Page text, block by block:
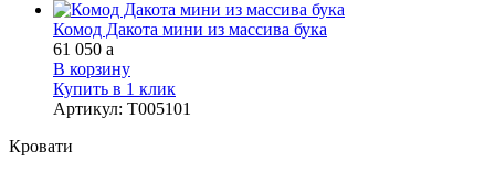
Комод Дакота мини из массива бука
61 050 a
В корзину
Купить в 1 клик
Артикул: Т005101
Кровати